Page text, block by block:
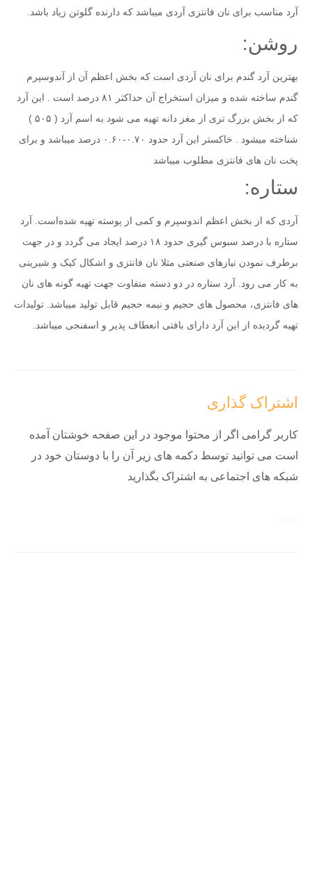
آرد مناسب برای نان فانتزی آردی میباشد که دارنده گلوتن زیاد باشد.
روشن:
بهترین آرد گندم برای نان آردی است که بخش اعظم آن از آندوسپرم
گندم ساخته شده و میزان استخراج آن حداکثر ۸۱ درصد است . این آرد
که از بخش بزرگ تری از مغز دانه تهیه می شود به اسم آرد ( ۵۰۵ )
شناخته میشود . خاکستر این آرد حدود ۰.۷۰-۰.۶۰ درصد میباشد و برای
پخت نان های فانتزی مطلوب میباشد
ستاره:
آردی که از بخش اعظم اندوسپرم و کمی از پوسته تهیه شد‌ه‌است. آرد
ستاره با درصد سبوس گیری حدود ۱۸ درصد ایجاد می گردد و در جهت
برطرف نمودن نیازهای صنعتی مثلا نان فانتزی و اشکال کیک و شیرینی
به کار می رود. آرد ستاره در دو دسته متفاوت جهت تهیه گونه های نان
های فانتزی، محصول های حجیم و نیمه حجیم قابل تولید میباشد. تولیدات
تهیه گردیده از این آرد دارای بافتی انعطاف پذیر و اسفنجی میباشد.
اشتراک گذاری
کاربر گرامی اگر از محتوا موجود در این صفحه خوشتان آمده
است می توانید توسط دکمه های زیر آن را با دوستان خود در
شبکه های اجتماعی به اشتراک بگذارید